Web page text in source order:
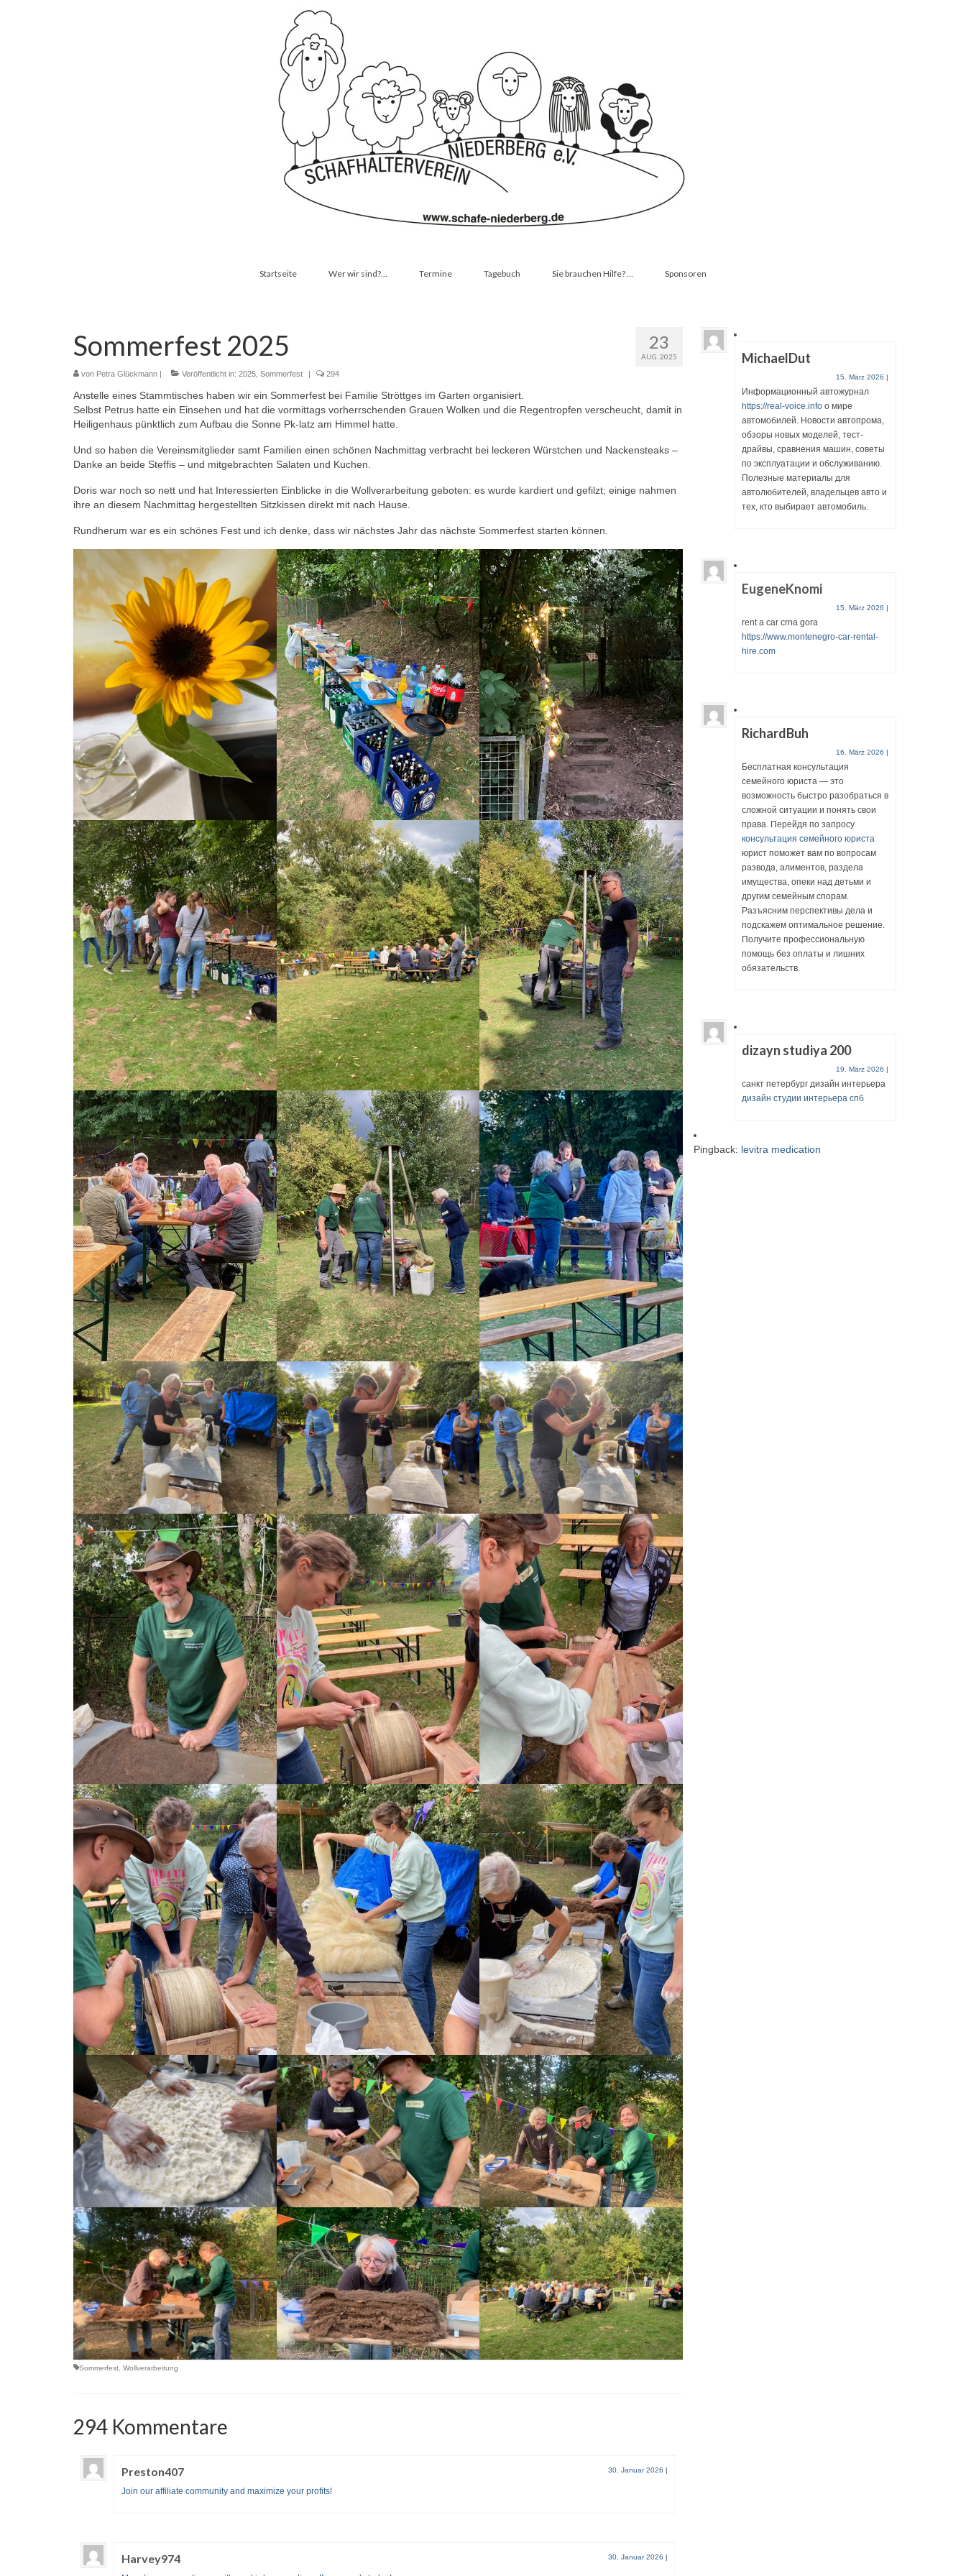
Startseite Wer wir sind?… Termine Tagebuch Sie brauchen Hilfe? … Sponsoren
23
AUG. 2025
Sommerfest 2025
von Petra Glückmann | Veröffentlicht in: 2025 Sommerfest | 294
Anstelle eines Stammtisches haben wir ein Sommerfest bei Familie Ströttges im Garten organisiert.
Selbst Petrus hatte ein Einsehen und hat die vormittags vorherrschenden Grauen Wolken und die Regentropfen verscheucht, damit in
Heiligenhaus pünktlich zum Aufbau die Sonne Pk-latz am Himmel hatte.
Und so haben die Vereinsmitglieder samt Familien einen schönen Nachmittag verbracht bei leckeren Würstchen und Nackensteaks –
Danke an beide Steffis – und mitgebrachten Salaten und Kuchen.
Doris war noch so nett und hat Interessierten Einblicke in die Wollverarbeitung geboten: es wurde kardiert und gefilzt; einige nahmen
ihre an diesem Nachmittag hergestellten Sitzkissen direkt mit nach Hause.
Rundherum war es ein schönes Fest und ich denke, dass wir nächstes Jahr das nächste Sommerfest starten können.
Sommerfest Wollverarbeitung
294 Kommentare
Preston407 30. Januar 2026 |
Join our affiliate community and maximize your profits!
Harvey974 30. Januar 2026 |
MichaelDut
15. März 2026 |
Информационный автожурнал
https://real-voice.infoо мире
автомобилей. Новости автопрома,
обзоры новых моделей, тест-
драйвы, сравнения машин, советы
по эксплуатации и обслуживанию.
Полезные материалы для
автолюбителей, владельцев авто и
тех, кто выбирает автомобиль.
EugeneKnomi
15. März 2026 |
rent a car crna gora
https://www.montenegro-car-rental-
hire.com
RichardBuh
16. März 2026 |
Бесплатная консультация
семейного юриста — это
возможность быстро разобраться в
сложной ситуации и понять свои
права. Перейдя по запросу
консультация семейного юриста
юрист поможет вам по вопросам
развода, алиментов, раздела
имущества, опеки над детьми и
другим семейным спорам.
Разъясним перспективы дела и
подскажем оптимальное решение.
Получите профессиональную
помощь без оплаты и лишних
обязательств.
dizayn studiya 200
19. März 2026 |
санкт петербург дизайн интерьера
дизайн студии интерьера спб
Pingback: levitra medication